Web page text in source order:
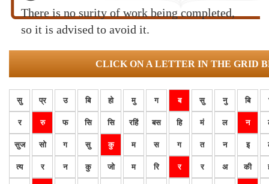
There is no surity of work being completed,
so it is advised to avoid it.
CLICK ON A LETTER IN THE GRID
सु प्र उ बि हो मु ग ब सु नु बि
र रु फ सि सि रहिं बस हि मं ल न
सुज सो ग सु कु म स ग त न इ
त्य र न कु जो म रि र र अ की